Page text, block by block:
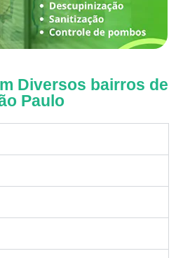
Diversos bairros de
Paulo